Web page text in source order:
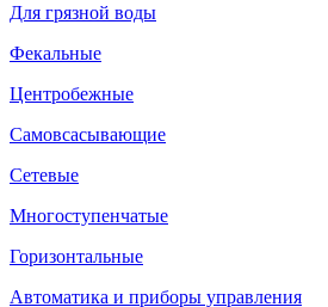
Для грязной воды
Фекальные
Центробежные
Самовсасывающие
Сетевые
Многоступенчатые
Горизонтальные
Автоматика и приборы управления